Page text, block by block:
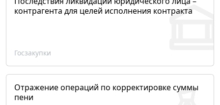
контрагента для целей исполнения контракта
Госзакупки
Отражение операций по корректировке суммы
пени